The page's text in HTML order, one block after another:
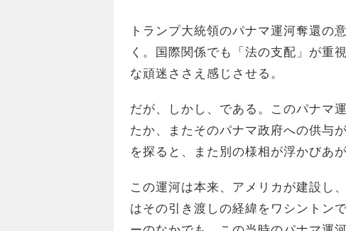
トランプ大統領のパナマ運河奪還の
く。国際関係でも「法の支配」が重
な頑迷ささえ感じさせる。
だが、しかし、である。このパナマ
たか、またそのパナマ政府への供与
を探ると、また別の様相が浮かびあが
この運河は本来、アメリカが建設し
はその引き渡しの経緯をワシントン